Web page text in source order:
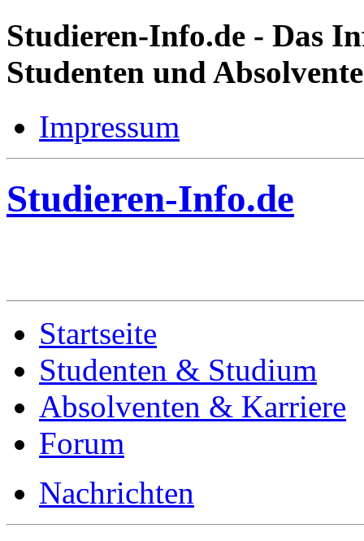
Studieren-Info.de - Das
Studenten und
Impressum
Studieren-Info.de
Startseite
Studenten & Studium
Absolventen & Karriere
Forum
Nachrichten